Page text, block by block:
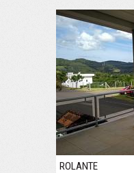
ROLANTE